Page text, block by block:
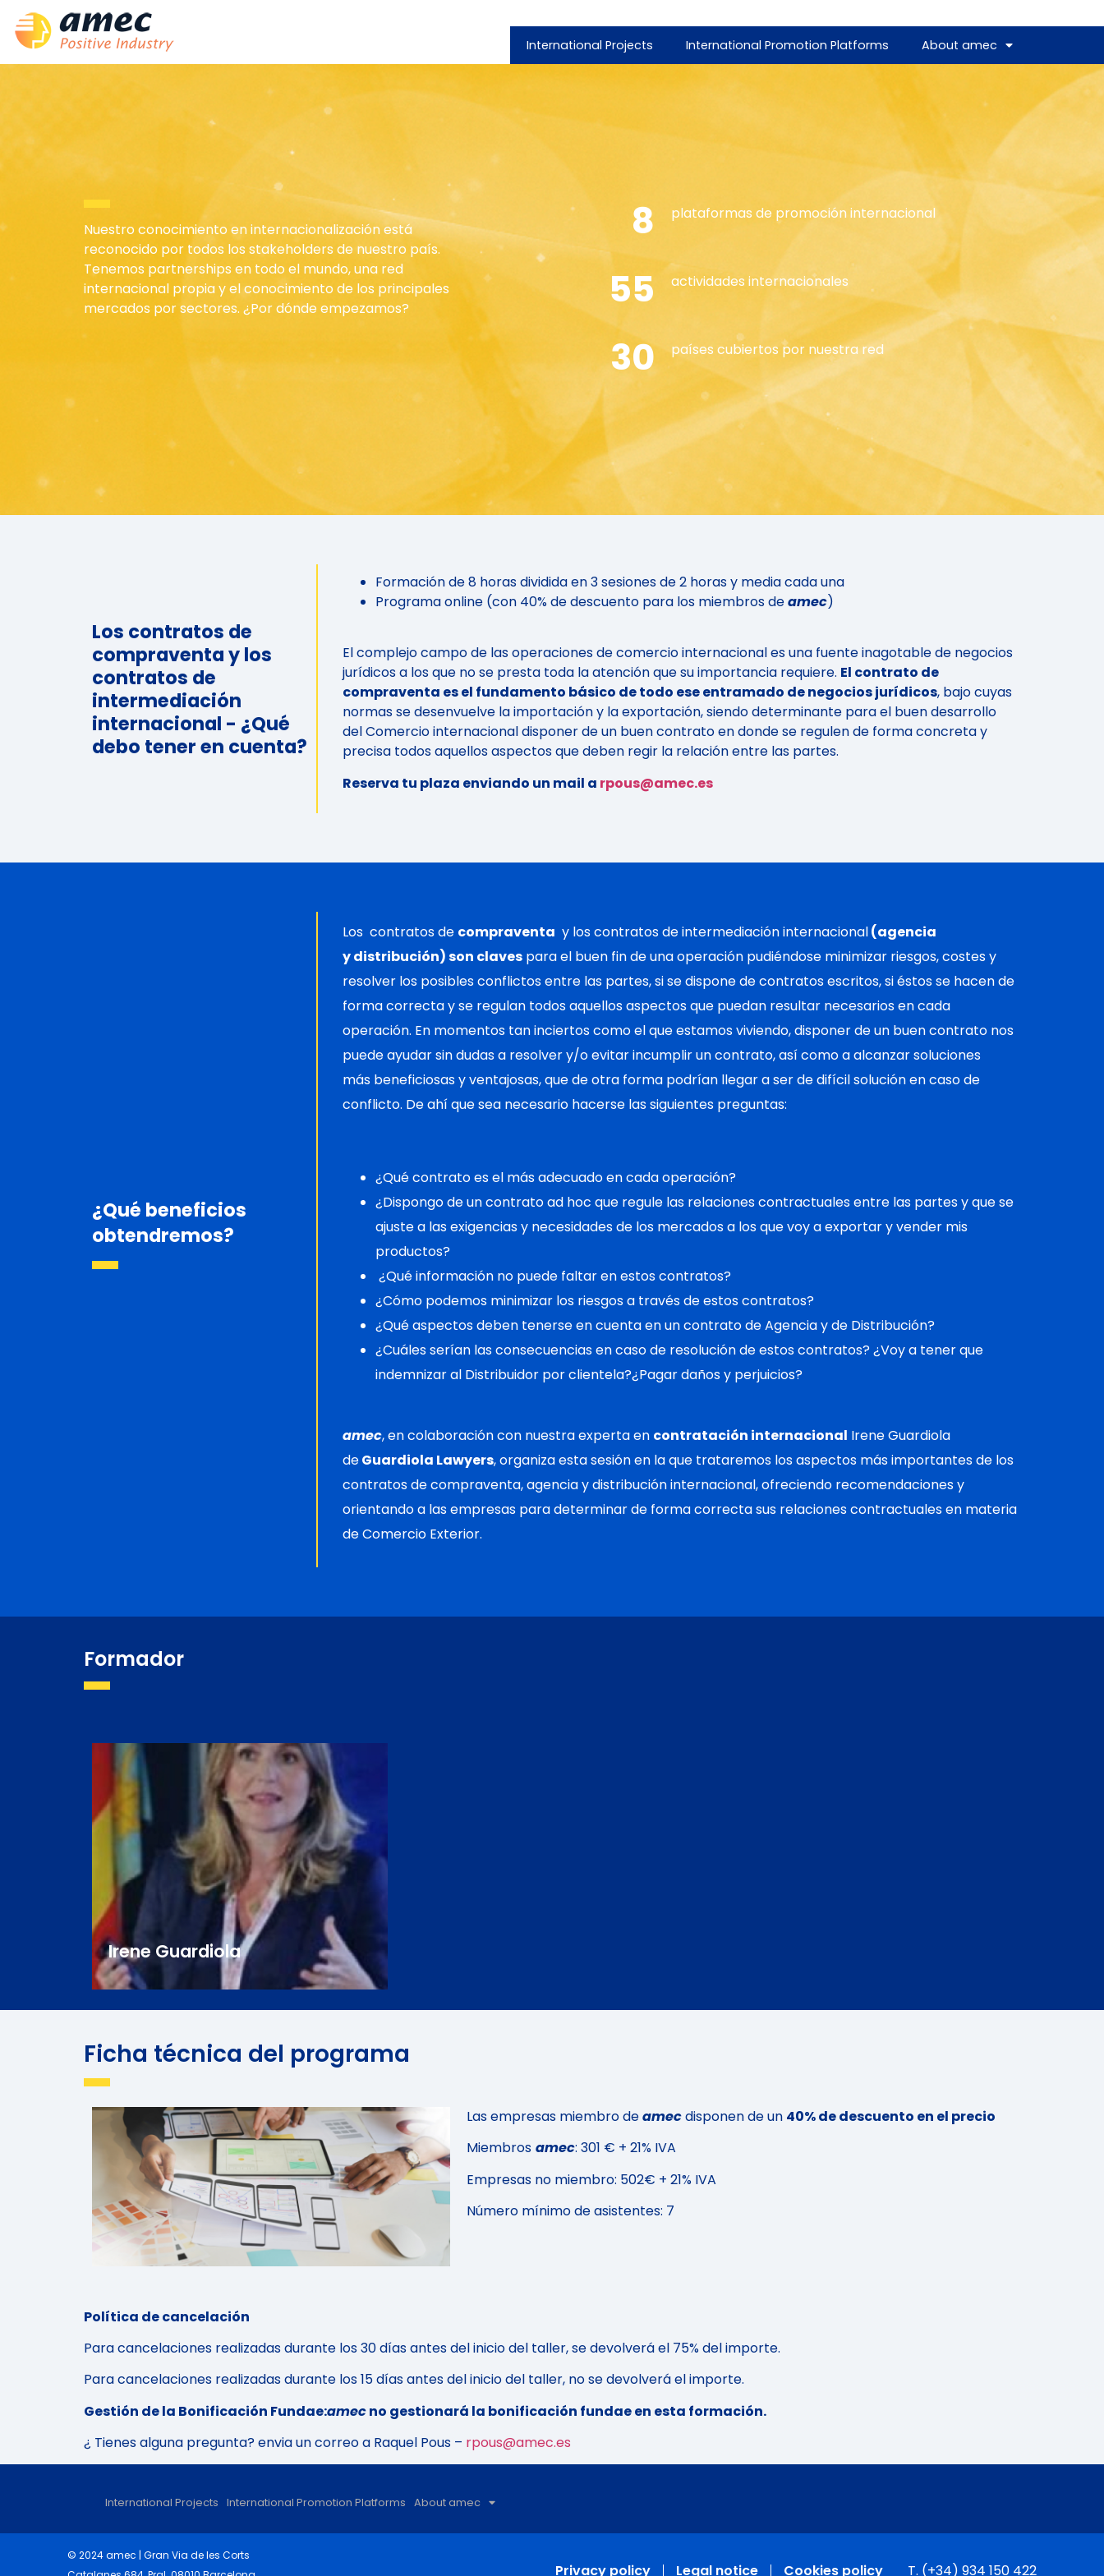
International Projects International Promotion Platforms About amec
Nuestro conocimiento en internacionalización está
reconocido por todos los stakeholders de nuestro país.
Tenemos partnerships en todo el mundo, una red
internacional propia y el conocimiento de los principales
mercados por sectores. ¿Por dónde empezamos?
8 plataformas de promoción internacional
55 actividades internacionales
30 países cubiertos por nuestra red
Los contratos de
compraventa y los
contratos de
intermediación
internacional - ¿Qué
debo tener en cuenta?
Formación de 8 horas dividida en 3 sesiones de 2 horas y media cada una
Programa online (con 40% de descuento para los miembros deamec)
El complejo campo de las operaciones de comercio internacional es una fuente inagotable de negocios
jurídicos a los que no se presta toda la atención que su importancia requiere. El contrato de
compraventa es el fundamento básico de todo ese entramado de negocios jurídicos, bajo cuyas
normas se desenvuelve la importación y la exportación, siendo determinante para el buen desarrollo
del Comercio internacional disponer de un buen contrato en donde se regulen de forma concreta y
precisa todos aquellos aspectos que deben regir la relación entre las partes.
Reserva tu plaza enviando un mail a rpous@amec.es
¿Qué beneficios
obtendremos?
Los contratos de compraventa y los contratos de intermediación internacional(agencia
y distribución) son claves para el buen fin de una operación pudiéndose minimizar riesgos, costes y
resolver los posibles conflictos entre las partes, si se dispone de contratos escritos, si éstos se hacen de
forma correcta y se regulan todos aquellos aspectos que puedan resultar necesarios en cada
operación. En momentos tan inciertos como el que estamos viviendo, disponer de un buen contrato nos
puede ayudar sin dudas a resolver y/o evitar incumplir un contrato, así como a alcanzar soluciones
más beneficiosas y ventajosas, que de otra forma podrían llegar a ser de difícil solución en caso de
conflicto. De ahí que sea necesario hacerse las siguientes preguntas:
¿Qué contrato es el más adecuado en cada operación?
¿Dispongo de un contrato ad hoc que regule las relaciones contractuales entre las partes y que se
ajuste a las exigencias y necesidades de los mercados a los que voy a exportar y vender mis
productos?
¿Qué información no puede faltar en estos contratos?
¿Cómo podemos minimizar los riesgos a través de estos contratos?
¿Qué aspectos deben tenerse en cuenta en un contrato de Agencia y de Distribución?
¿Cuáles serían las consecuencias en caso de resolución de estos contratos? ¿Voy a tener que
indemnizar al Distribuidor por clientela?¿Pagar daños y perjuicios?
amec, en colaboración con nuestra experta en contratación internacional Irene Guardiola
deGuardiola Lawyers, organiza esta sesión en la que trataremos los aspectos más importantes de los
contratos de compraventa, agencia y distribución internacional, ofreciendo recomendaciones y
orientando a las empresas para determinar de forma correcta sus relaciones contractuales en materia
de Comercio Exterior.
Formador
Irene Guardiola
Irene Guardiola
Abogada especializada en Derecho Aduanero
y Comercio exterior en GUARDIOLA LAWYERS
International Trade &Customs
Ficha técnica del programa
Las empresas miembro deamecdisponen de un 40% de descuento en el precio
Miembros amec: 301 € + 21% IVA
Empresas no miembro: 502€ + 21% IVA
Número mínimo de asistentes: 7
Política de cancelación
Para cancelaciones realizadas durante los 30 días antes del inicio del taller, se devolverá el 75% del importe.
Para cancelaciones realizadas durante los 15 días antes del inicio del taller, no se devolverá el importe.
Gestión de la Bonificación Fundae:amecno gestionará la bonificación fundae en esta formación.
¿ Tienes alguna pregunta? envia un correo a Raquel Pous – rpous@amec.es
International Projects International Promotion Platforms About amec
© 2024 amec | Gran Via de les Corts
Privacy policy Legal notice Cookies policy T. (+34) 934 150 422